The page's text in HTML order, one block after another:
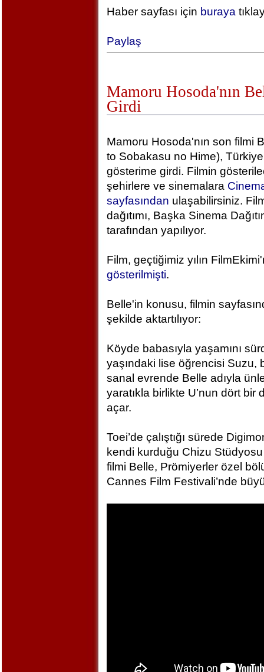
Haber sayfası için buraya
Paylaş
Mamoru Hosoda'nın
Girdi
Mamoru Hosoda'nın son filmi
to Sobakasu no Hime),
gösterime girdi. Filmin
şehirlere ve sinemalara
sayfasından ulaşabilirsiniz.
dağıtımı, Başka Sinema
tarafından yapılıyor.
Film, geçtiğimiz yılın
gösterilmişti.
Belle'in konusu, filmin
şekilde aktartılıyor:
Köyde babasıyla yaşamını
yaşındaki lise öğrencisi Suzu,
sanal evrende Belle adıyla
yaratıkla birlikte U’nun dört
açar.
Toei’de çalıştığı sürede
kendi kurduğu Chizu
filmi Belle, Prömiyerler özel
Cannes Film Festivali’nde